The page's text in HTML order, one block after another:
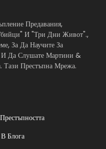
Предавания,
И "Три Дни Живот".,
За Да Научите За
И Да Слушате Мартини &
Тази Престъпна Мрежа.
Блога